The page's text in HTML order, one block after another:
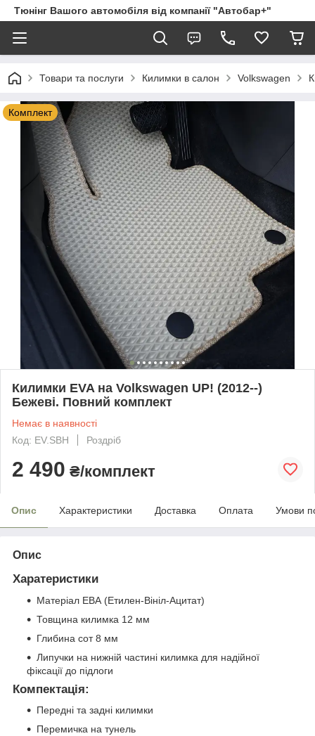
Тюнінг Вашого автомобіля від компанії "Автобар+"
Товари та послуги Килимки в салон Volkswagen
Комплект
Килимки EVA на Volkswagen UP! (2012--)
Бежеві. Повний комплект
Немає в наявності
Код: EV.SBH
Роздріб
2 490 ₴/комплект
Опис Характеристики Доставка Оплата Умови
Опис
Харатеристики
Матеріал ЕВА (Етилен-Вініл-Ацитат)
Товщина килимка 12 мм
Глибина сот 8 мм
Липучки на нижній частині килимка для надійної
фіксації до підлоги
Компектація:
Передні та задні килимки
Перемичка на тунель